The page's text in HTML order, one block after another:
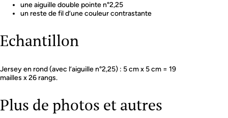
une aiguille double pointe n°2,25
un reste de fil d’une couleur contrastante
Echantillon
Jersey en rond (avec l’aiguille n°2,25) : 5 cm x 5 cm = 19
mailles x 26 rangs.
Plus de photos et autres